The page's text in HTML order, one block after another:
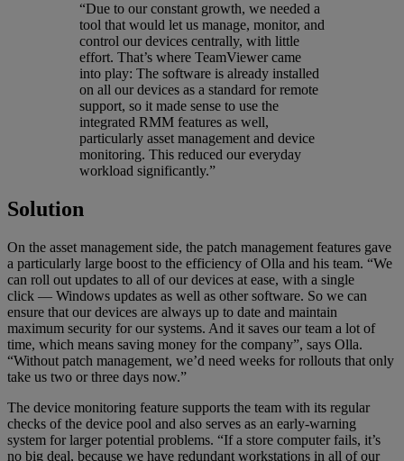
“Due to our constant growth, we needed a
tool that would let us manage, monitor, and
control our devices centrally, with little
effort. That’s where TeamViewer came
into play: The software is already installed
on all our devices as a standard for remote
support, so it made sense to use the
integrated RMM features as well,
particularly asset management and device
monitoring. This reduced our everyday
workload significantly.”
Solution
On the asset management side, the patch management features gave
a particularly large boost to the efficiency of Olla and his team. “We
can roll out updates to all of our devices at ease, with a single
click — Windows updates as well as other software. So we can
ensure that our devices are always up to date and maintain
maximum security for our systems. And it saves our team a lot of
time, which means saving money for the company”, says Olla.
“Without patch management, we’d need weeks for rollouts that only
take us two or three days now.”
The device monitoring feature supports the team with its regular
checks of the device pool and also serves as an early-warning
system for larger potential problems. “If a store computer fails, it’s
no big deal, because we have redundant workstations in all of our